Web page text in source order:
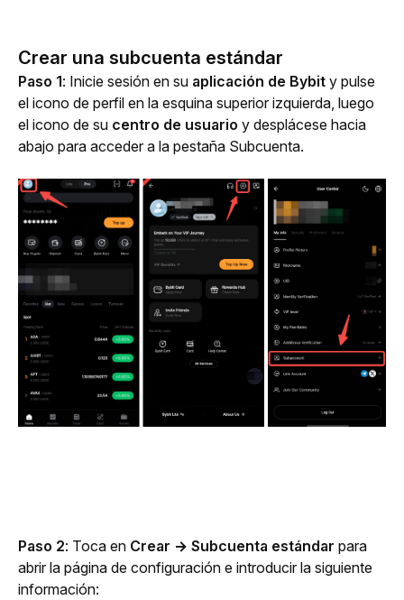
Crear una subcuenta estándar
Paso 1: Inicie sesión en su aplicación de Bybit y pulse
el icono de perfil en la esquina superior izquierda, luego
el icono de su centro de usuario y desplácese hacia
abajo para acceder a la pestaña Subcuenta.
Paso 2: Toca en Crear → Subcuenta estándar para
abrir la página de configuración e introducir la siguiente
información: